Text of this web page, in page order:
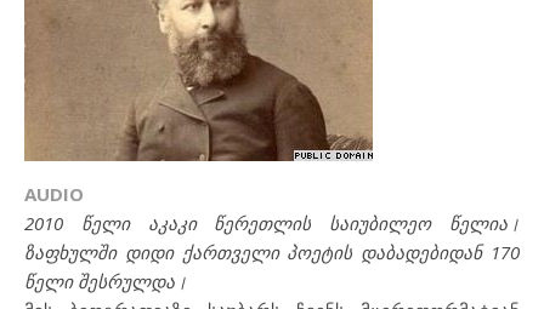
AUDIO
2010 წელი აკაკი წერეთლის საიუბილეო წელია।
ზაფხულში დიდი ქართველი პოეტის დაბადებიდან 170
წელი შესრულდა।